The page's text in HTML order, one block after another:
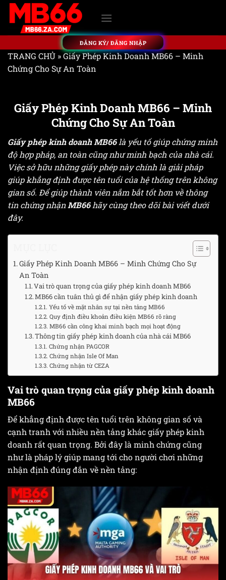
ĐĂNG KÝ/ ĐĂNG NHẬP
TRANG CHỦ »Giấy Phép Kinh Doanh MB66 – Minh
Chứng Cho Sự An Toàn
Giấy Phép Kinh Doanh MB66 – Minh
Chứng Cho Sự An Toàn
Giấy phép kinh doanh MB66là yếu tố giúp chứng minh
độ hợp pháp, an toàn cũng như minh bạch của nhà cái.
Việc sở hữu những giấy phép này chính là giải pháp
giúp khẳng định được tên tuổi của hệ thống trên không
gian số. Để giúp thành viên nắm bắt tốt hơn về thông
tin chứng nhậnMB66hãy cùng theo dõi bài viết dưới
đây.
Giấy Phép Kinh Doanh MB66 – Minh Chứng Cho Sự
An Toàn
Vai trò quan trọng của giấy phép kinh doanh MB66
MB66 cần tuân thủ gì để nhận giấy phép kinh doanh
Yếu tố về mặt nhân sự tại nền tảng MB66
Quy định điều khoản điều kiện MB66 rõ ràng
MB66 cần công khai minh bạch mọi hoạt động
Thông tin giấy phép kinh doanh của nhà cái MB66
Chứng nhận PAGCOR
Chứng nhận Isle Of Man
Chứng nhận từ CEZA
Vai trò quan trọng của giấy phép kinh doanh
MB66
Để khẳng định được tên tuổi trên không gian số và
cạnh tranh với nhiều nền tảng khác giấy phép kinh
doanh rất quan trọng. Bởi đây là minh chứng cũng
như là pháp lý giúp mang tới cho người chơi những
nhận định đúng đắn về nền tảng: